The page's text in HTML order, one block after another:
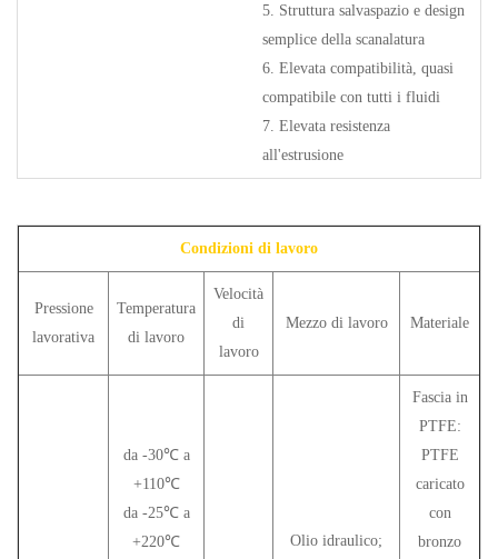
5. Struttura salvaspazio e design
semplice della scanalatura
6. Elevata compatibilità, quasi
compatibile con tutti i fluidi
7. Elevata resistenza
all'estrusione
Condizioni di lavoro
Pressione
lavorativa
Temperatura
di lavoro
Velocità
di
lavoro
Mezzo di lavoro Materiale
da -30℃ a
+110℃
da -25℃ a
+220℃
Olio idraulico;
Fascia in
PTFE:
PTFE
caricato
con
bronzo